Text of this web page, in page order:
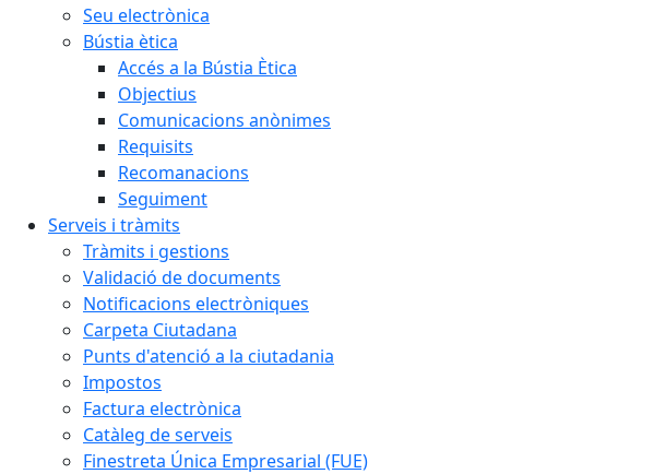
Seu electrònica
Bústia ètica
Accés a la Bústia Ètica
Objectius
Comunicacions anònimes
Requisits
Recomanacions
Seguiment
Serveis i tràmits
Tràmits i gestions
Validació de documents
Notificacions electròniques
Carpeta Ciutadana
Punts d'atenció a la ciutadania
Impostos
Factura electrònica
Catàleg de serveis
Finestreta Única Empresarial (FUE)